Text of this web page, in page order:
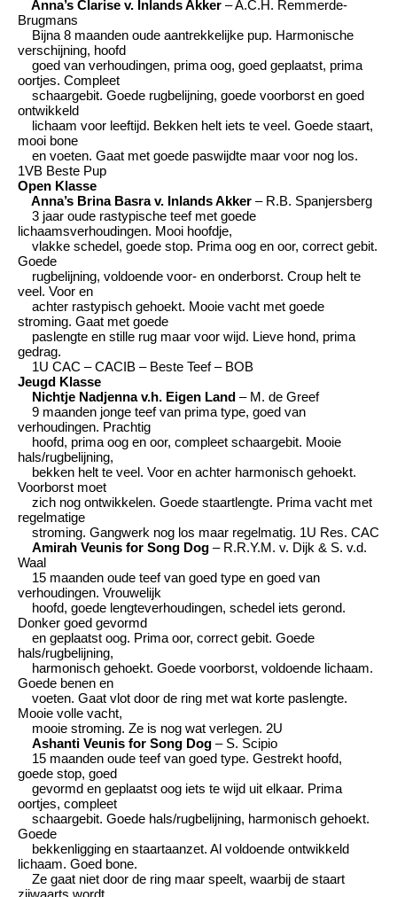
Anna’s Clarise v. Inlands Akker – A.C.H. Remmerde-
Brugmans
Bijna 8 maanden oude aantrekkelijke pup. Harmonische
verschijning, hoofd
goed van verhoudingen, prima oog, goed geplaatst, prima
oortjes. Compleet
schaargebit. Goede rugbelijning, goede voorborst en goed
ontwikkeld
lichaam voor leeftijd. Bekken helt iets te veel. Goede staart,
mooi bone
en voeten. Gaat met goede paswijdte maar voor nog los.
1VB Beste Pup
Open Klasse
Anna’s Brina Basra v. Inlands Akker – R.B. Spanjersberg
3 jaar oude rastypische teef met goede
lichaamsverhoudingen. Mooi hoofdje,
vlakke schedel, goede stop. Prima oog en oor, correct gebit.
Goede
rugbelijning, voldoende voor- en onderborst. Croup helt te
veel. Voor en
achter rastypisch gehoekt. Mooie vacht met goede
stroming. Gaat met goede
paslengte en stille rug maar voor wijd. Lieve hond, prima
gedrag.
1U CAC – CACIB – Beste Teef – BOB
Jeugd Klasse
Nichtje Nadjenna v.h. Eigen Land – M. de Greef
9 maanden jonge teef van prima type, goed van
verhoudingen. Prachtig
hoofd, prima oog en oor, compleet schaargebit. Mooie
hals/rugbelijning,
bekken helt te veel. Voor en achter harmonisch gehoekt.
Voorborst moet
zich nog ontwikkelen. Goede staartlengte. Prima vacht met
regelmatige
stroming. Gangwerk nog los maar regelmatig. 1U Res. CAC
Amirah Veunis for Song Dog – R.R.Y.M. v. Dijk & S. v.d.
Waal
15 maanden oude teef van goed type en goed van
verhoudingen. Vrouwelijk
hoofd, goede lengteverhoudingen, schedel iets gerond.
Donker goed gevormd
en geplaatst oog. Prima oor, correct gebit. Goede
hals/rugbelijning,
harmonisch gehoekt. Goede voorborst, voldoende lichaam.
Goede benen en
voeten. Gaat vlot door de ring met wat korte paslengte.
Mooie volle vacht,
mooie stroming. Ze is nog wat verlegen. 2U
Ashanti Veunis for Song Dog – S. Scipio
15 maanden oude teef van goed type. Gestrekt hoofd,
goede stop, goed
gevormd en geplaatst oog iets te wijd uit elkaar. Prima
oortjes, compleet
schaargebit. Goede hals/rugbelijning, harmonisch gehoekt.
Goede
bekkenligging en staartaanzet. Al voldoende ontwikkeld
lichaam. Goed bone.
Ze gaat niet door de ring maar speelt, waarbij de staart
zijwaarts wordt